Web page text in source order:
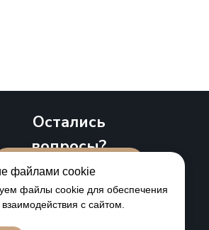
файлами cookie
файлы cookie для обеспечения
с сайтом.
Остались
вопросы?
Мы вам перезвоним